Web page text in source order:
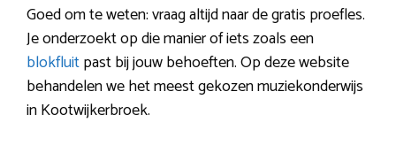
Goed om te weten: vraag altijd naar de gratis proefles.
Je onderzoekt op die manier of iets zoals een
blokfluitpast bij jouw behoeften. Op deze website
behandelen we het meest gekozen muziekonderwijs
in Kootwijkerbroek.